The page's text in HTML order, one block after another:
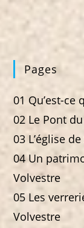
Pages
01 Qu’est-ce
02 Le Pont
03 L’église
04 Un
Volvestre
05 Les
Volvestre